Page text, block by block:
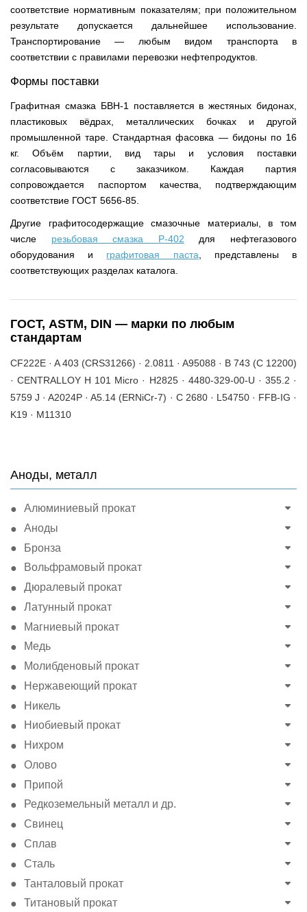
Аноды, металл
Алюминиевый прокат
Аноды
Бронза
Вольфрамовый прокат
Дюралевый прокат
Латунный прокат
Магниевый прокат
Медь
Молибденовый прокат
Нержавеющий прокат
Никель
Ниобиевый прокат
Нихром
Олово
Припой
Редкоземельный металл и др.
Свинец
Сплав
Сталь
Танталовый прокат
Титановый прокат
соответствие нормативным показателям; при положительном
результате допускается дальнейшее использование.
Транспортирование — любым видом транспорта в
соответствии с правилами перевозки нефтепродуктов.
Формы поставки
Графитная смазка БВН-1 поставляется в жестяных бидонах,
пластиковых вёдрах, металлических бочках и другой
промышленной таре. Стандартная фасовка — бидоны по 16
кг. Объём партии, вид тары и условия поставки
согласовываются с заказчиком. Каждая партия
сопровождается паспортом качества, подтверждающим
соответствие ГОСТ 5656-85.
Другие графитосодержащие смазочные материалы, в том
числе резьбовая смазка Р-402 для нефтегазового
оборудования и графитовая паста , представлены в
соответствующих разделах каталога.
ГОСТ, ASTM, DIN — марки по любым
стандартам
CF222E · A 403 (CRS31266) · 2.0811 · A95088 · B 743 (C 12200)
· CENTRALLOY H 101 Micro · H2825 · 4480-329-00-U · 355.2 ·
5759 J · A2024P · A5.14 (ERNiCr-7) · C 2680 · L54750 · FFB-IG ·
K19 · M11310